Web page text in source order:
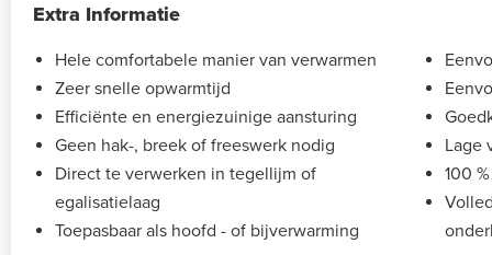
Extra Informatie
Hele comfortabele manier van verwarmen
Zeer snelle opwarmtijd
Efficiënte en energiezuinige aansturing
Geen hak-, breek of freeswerk nodig
Direct te verwerken in tegellijm of
egalisatielaag
Toepasbaar als hoofd - of bijverwarming
Lage
100